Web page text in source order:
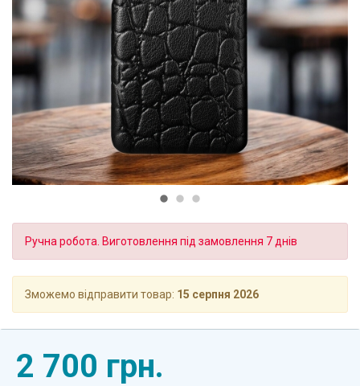
Ручна робота. Виготовлення під замовлення 7 днів
Зможемо відправити товар: 15 серпня 2026
2 700 грн.